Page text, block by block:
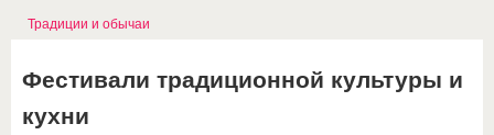
Традиции и обычаи
Фестивали традиционной культуры и
кухни